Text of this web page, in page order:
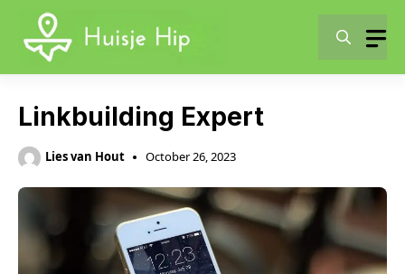
content
Linkbuilding Expert
Lies van Hout October 26, 2023